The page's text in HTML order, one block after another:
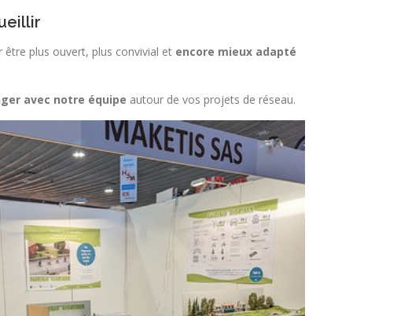
être plus ouvert, plus convivial et encore mieux adapté
avec notre équipe autour de vos projets de réseau.